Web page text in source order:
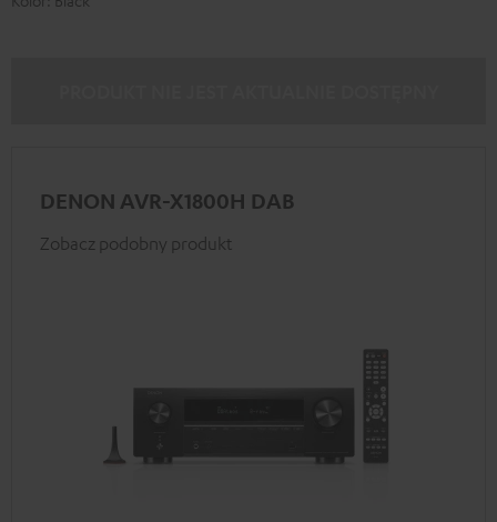
DENON AVR-X1800H DAB
Zobacz podobny produkt